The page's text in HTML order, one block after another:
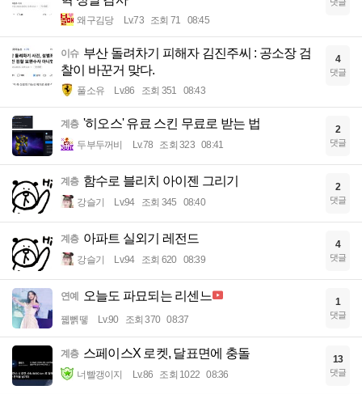
왜구김당 Lv.73 조회 71 08:45
이슈 부산 돌려차기 피해자 김진주씨 : 공소장 검
찰이 바꾼거 맞다.
풀소유 Lv.86 조회 351 08:43
4
댓글
계층 '히오스' 유료 스킨 무료로 받는 법
두부두꺼비 Lv.78 조회 323 08:41
2
댓글
계층 함수로 블리치 아이젠 그리기
강슬기 Lv.94 조회 345 08:40
2
댓글
계층 아파트 실외기 레전드
강슬기 Lv.94 조회 620 08:39
4
댓글
연예 오늘도 파묘되는 리센느
꿻뻵뗗 Lv.90 조회 370 08:37
1
댓글
계층 스페이스X 로켓, 달표면에 충돌
너빨갱이지 Lv.86 조회 1022 08:36
13
댓글